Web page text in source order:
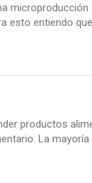
microproducción
esto entiendo
productos
La